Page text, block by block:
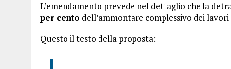
L’emendamento prevede nel dettaglio che la
per cento dell’ammontare complessivo dei
Questo il testo della proposta: